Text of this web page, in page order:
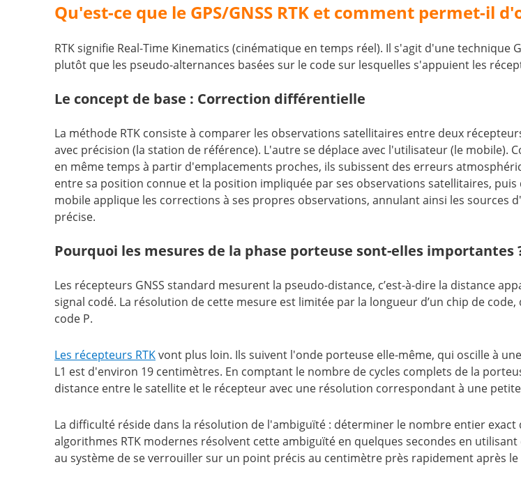
Qu'est-ce que le GPS/GNSS RTK et comment permet-il
RTK signifie Real-Time Kinematics (cinématique en temps réel). Il s'agit d'une
plutôt que les pseudo-alternances basées sur le code sur lesquelles s'appuient les
Le concept de base : Correction différentielle
La méthode RTK consiste à comparer les observations satellitaires entre deux
avec précision (la station de référence). L'autre se déplace avec l'utilisateur (le mobile).
en même temps à partir d'emplacements proches, ils subissent des erreurs
entre sa position connue et la position impliquée par ses observations satellitaires,
mobile applique les corrections à ses propres observations, annulant ainsi les
précise.
Pourquoi les mesures de la phase porteuse sont-elles importantes
Les récepteurs GNSS standard mesurent la pseudo-distance, c’est-à-dire la distance
signal codé. La résolution de cette mesure est limitée par la longueur d’un chip de
code P.
Les récepteurs RTKvont plus loin. Ils suivent l'onde porteuse elle-même, qui oscille à
L1 est d'environ 19 centimètres. En comptant le nombre de cycles complets de la
distance entre le satellite et le récepteur avec une résolution correspondant à une
La difficulté réside dans la résolution de l'ambiguïté : déterminer le nombre entier
algorithmes RTK modernes résolvent cette ambiguïté en quelques secondes en
au système de se verrouiller sur un point précis au centimètre près rapidement après